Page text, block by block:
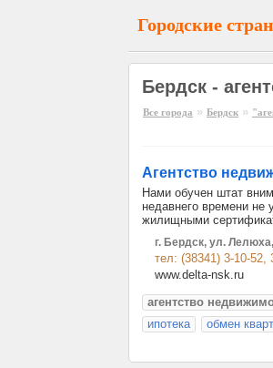
Городские
Бердск -
Все города » Бердск »
Агентство
Нами обучен штат
недавнего времени не
жилищными
г. Бердск, ул.
тел: (38341) 3-10-52,
www.delta-nsk.ru
агентство
ипотека
обмен